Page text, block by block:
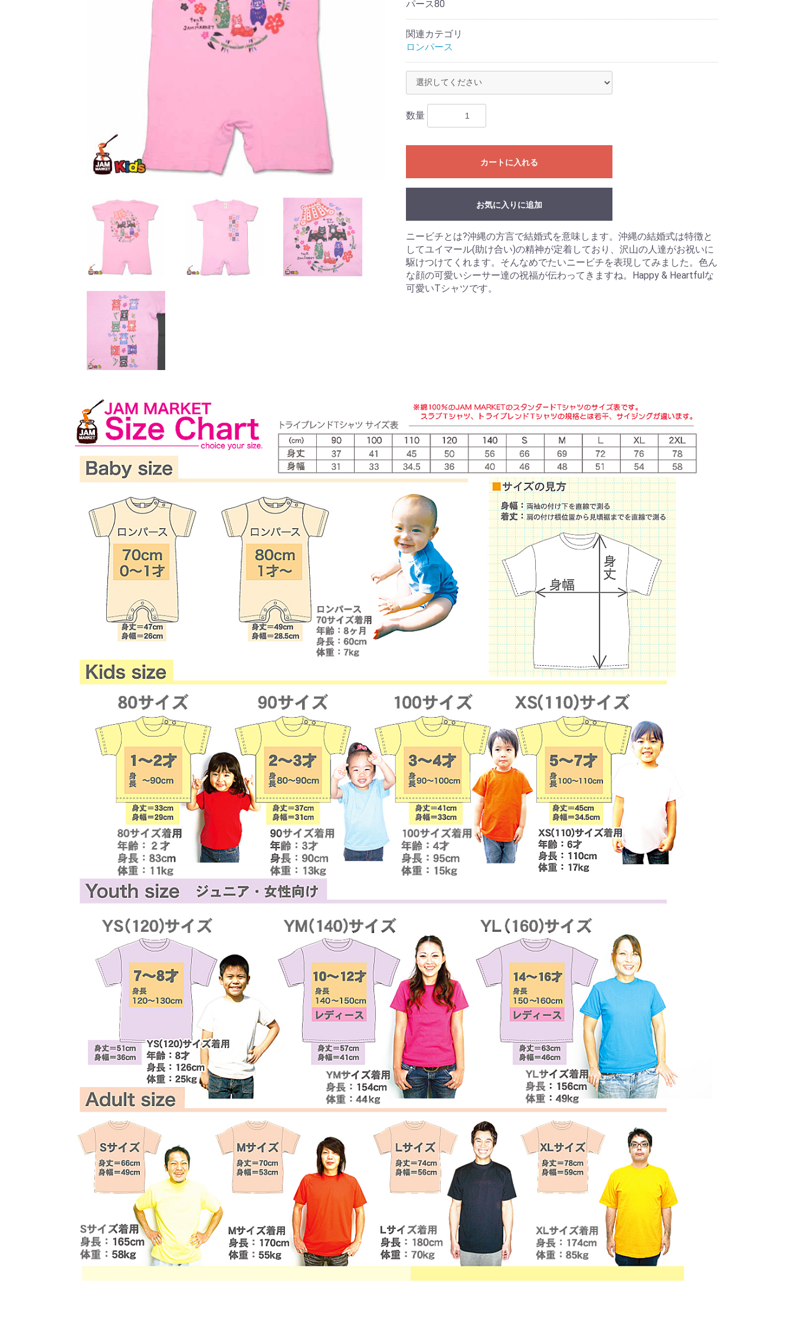
パース80
関連カテゴリ
ロンパース
数量
カートに入れる
お気に入りに追加
ニービチとは?沖縄の方言で結婚式を意味します。沖縄の結婚式は特徴と
してユイマール(助け合い)の精神が定着しており、沢山の人達がお祝いに
駆けつけてくれます。そんなめでたいニービチを表現してみました。色ん
な顔の可愛いシーサー達の祝福が伝わってきますね。Happy & Heartfulな
可愛いTシャツです。